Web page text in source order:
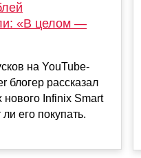
«В целом —
на YouTube-
блогер рассказал
нового Infinix Smart
его покупать.